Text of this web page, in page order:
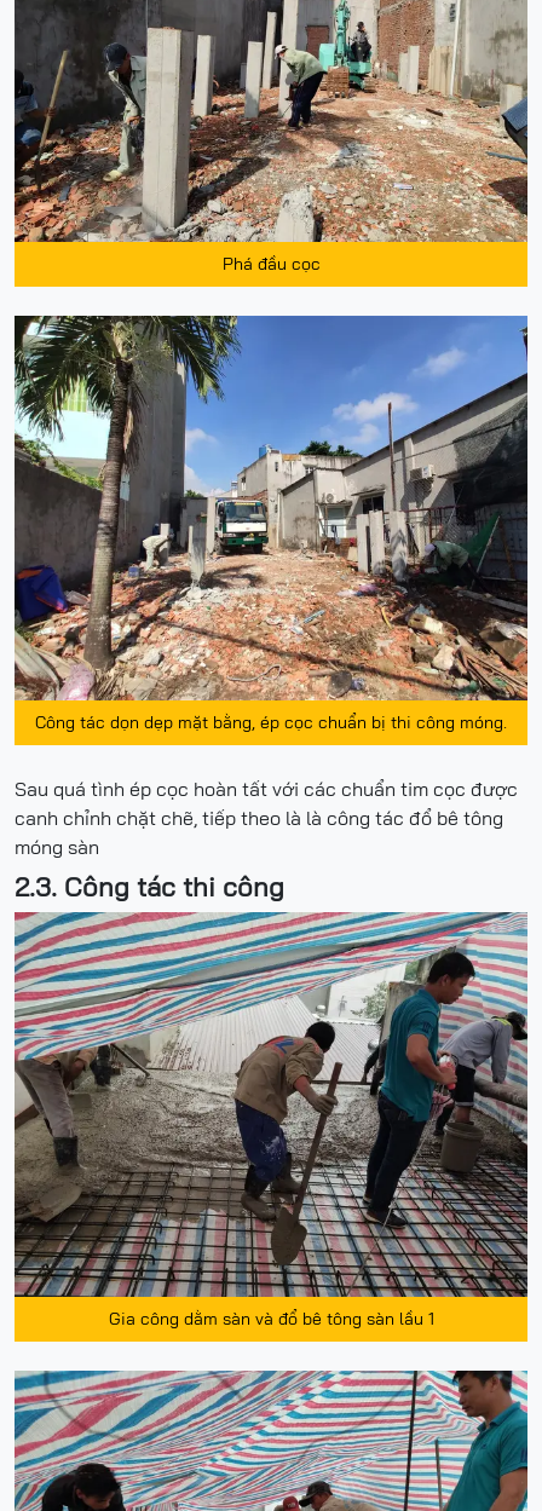
Phá đầu cọc
Công tác dọn dẹp mặt bằng, ép cọc chuẩn bị thi công móng.
Sau quá tình ép cọc hoàn tất với các chuẩn tim cọc được
canh chỉnh chặt chẽ, tiếp theo là là công tác đổ bê tông
móng sàn
2.3. Công tác thi công
Gia công dằm sàn và đổ bê tông sàn lầu 1